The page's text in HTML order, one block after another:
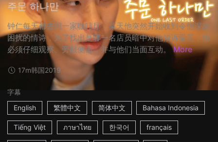
주문 하나만
钟仁每天都去同一家咖啡厅，某天他突然开始收到令他深感
困扰的情诗，为了找出是哪一名店员暗中对他倾诉爱意，他
必须仔细观察、旁敲侧击，并与他们当面互动。
More
17m韩国2019
字幕
English
繁體中文 简体中文 Bahasa Indonesia
Tiếng Việt ภาษาไทย 한국어 français